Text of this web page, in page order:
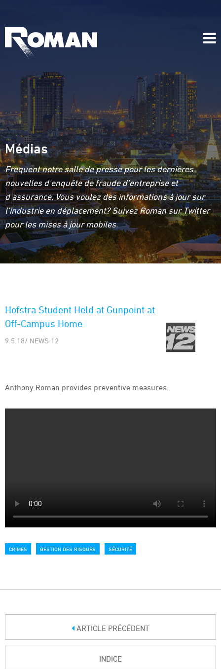
Médias
Frequent notre salle de presse pour les dernières
nouvelles d'enquête de fraude d'entreprise et
d'assurance. Vous voulez des informations à jour sur
l'industrie en déplacement? Suivez Roman sur Twitter
pour les mises à jour mobiles.
Hofstra Student Held at Gunpoint at
Off-Campus Home
9.5.18/ NEWS 12
Anthony Roman provides preventive measures.
CRIMES GESTION DES RISQUES SÉCURITÉ
ARTICLE PRÉCÉDENT
INDICE